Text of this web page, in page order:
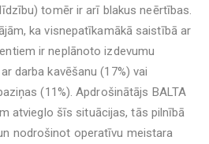
tomēr ir arī blakus neērtības.
ka visnepatīkamākā saistībā ar
ir neplānoto izdevumu
darba kavēšanu (17%) vai
(11%). Apdrošinātājs BALTA
atvieglo šīs situācijas, tās pilnībā
nodrošinot operatīvu meistara